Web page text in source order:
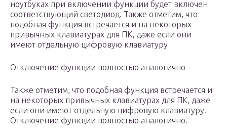
ноутбуках при включении функции будет включен
соответствующий светодиод. Также отметим, что
подобная функция встречается и на некоторых
привычных клавиатурах для ПК, даже если они
имеют отдельную цифровую клавиатуру
Отключение функции полностью аналогично
Также отметим, что подобная функция встречается и
на некоторых привычных клавиатурах для ПК, даже
если они имеют отдельную цифровую клавиатуру.
Отключение функции полностью аналогично.